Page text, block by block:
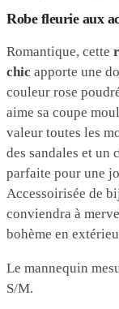
Robe fleurie aux
Romantique, cette
chic apporte une
couleur rose
aime sa coupe
valeur toutes les
des sandales et un
parfaite pour une
Accessoirisée de
conviendra à
bohème en
Le mannequin
S/M.